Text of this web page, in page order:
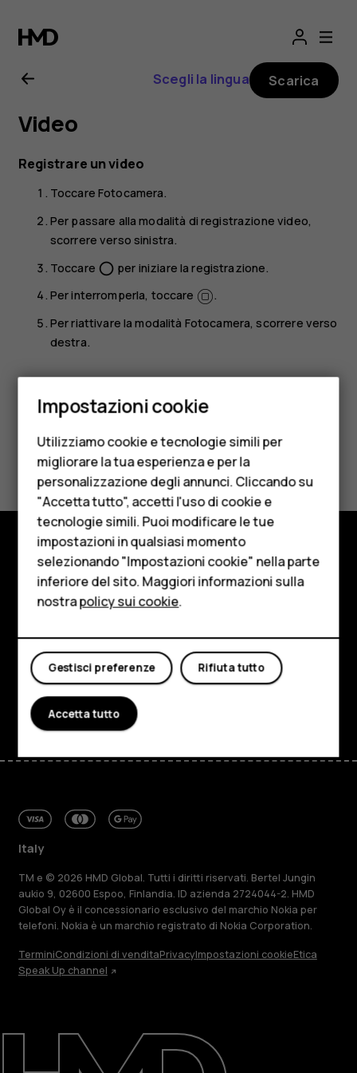
Manuale
d’uso
del
Nokia
Plus
Smartphone
Cellulari
Telefoni per anziani
Accessori
HMD Terra M
Per le imprese
Tablet
Negozio
Il mio account
Ripara, riutilizza, ricicla
Sostenibilità
Scegli la lingua Scarica
Video
Registrare un video
ToccareFotocamera.
Per passare alla modalità di registrazione video,
scorrere verso sinistra.
Toccare panorama_fish_eye per iniziare la registrazione.
Per interromperla, toccare
.
Per riattivare la modalità Fotocamera, scorrere verso
destra.
Ti è stato d'aiuto?
Sì No
Negozio
Informazioni su
Planet and people
Assistenza
FacebookInstagram
Tiktok
Italy
TM e © 2026 HMD Global. Tutti i diritti riservati. Bertel Jungin
aukio 9, 02600 Espoo, Finlandia. ID azienda 2724044-2. HMD
Global Oy è il concessionario esclusivo del marchio Nokia per
telefoni. Nokia è un marchio registrato di Nokia Corporation.
TerminiCondizioni di venditaPrivacyImpostazioni cookieEtica
Speak Up channel
Impostazioni cookie
Utilizziamo cookie e tecnologie simili per
migliorare la tua esperienza e per la
personalizzazione degli annunci. Cliccando su
"Accetta tutto", accetti l'uso di cookie e
tecnologie simili. Puoi modificare le tue
impostazioni in qualsiasi momento
selezionando "Impostazioni cookie" nella parte
inferiore del sito. Maggiori informazioni sulla
nostrapolicy sui cookie.
Rifiuta tutto
Gestisci preferenze
Accetta tutto